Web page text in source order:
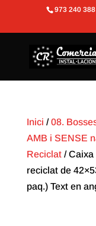
Obre la barra d'eines
973 240 388
Inici /08.
AMB i SENSE
Reciclat/ Caixa
reciclat de
paq.) Text en